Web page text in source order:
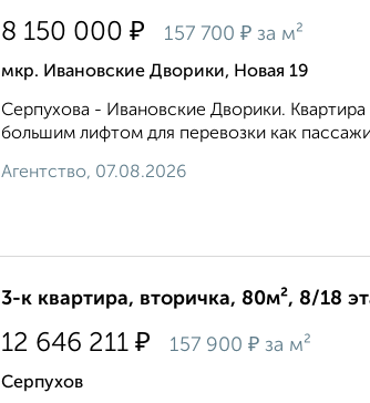
8 150 000 ₽ 157 700 ₽ за м²
мкр. Ивановские Дворики, Новая 19
Серпухова - Ивановские Дворики.
большим лифтом для перевозки как
Агентство, 07.08.2026
3-к квартира, вторичка, 80м², 8/18
12 646 211 ₽ 157 900 ₽ за м²
Серпухов